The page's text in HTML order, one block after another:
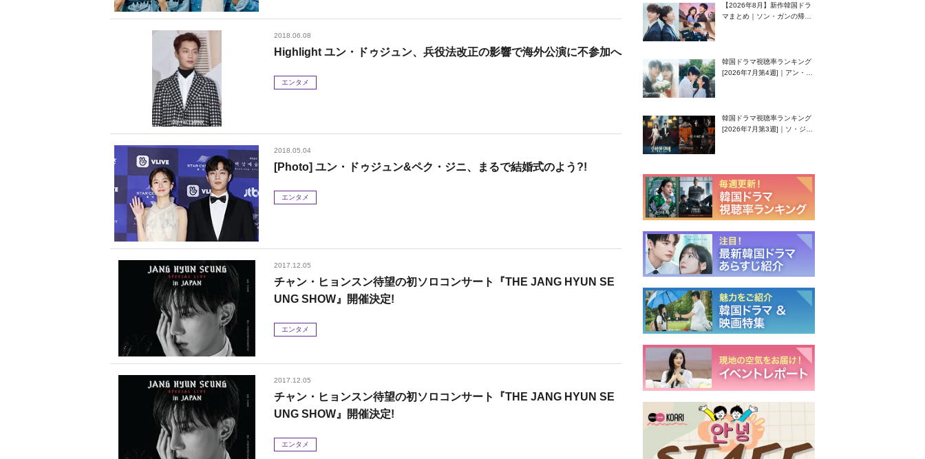
2018.06.08
Highlight ユン・ドゥジュン、兵役法改正の影響で海外公演に不参加へ
エンタメ
2018.05.04
[Photo] ユン・ドゥジュン&ペク・ジニ、まるで結婚式のよう?!
エンタメ
2017.12.05
チャン・ヒョンスン待望の初ソロコンサート『THE JANG HYUN SE
UNG SHOW』開催決定!
エンタメ
2017.12.05
チャン・ヒョンスン待望の初ソロコンサート『THE JANG HYUN SE
UNG SHOW』開催決定!
エンタメ
【2026年8月】新作韓国ドラ
マまとめ｜ソン・ガンの帰
韓国ドラマ視聴率ランキング
[2026年7月第4週]｜アン・ヒ
韓国ドラマ視聴率ランキング
[2026年7月第3週]｜ソ・ジソ